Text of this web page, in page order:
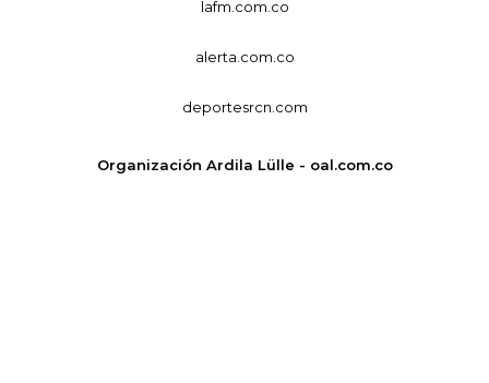
lafm.com.co
alerta.com.co
deportesrcn.com
Organización Ardila Lülle - oal.com.co